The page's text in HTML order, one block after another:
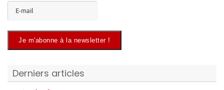
Derniers articles